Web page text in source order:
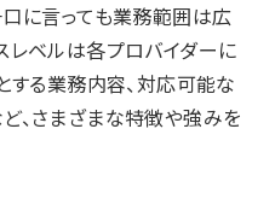
口に言っても業務範囲は広
レベルは各プロバイダーに
する業務内容、対応可能な
、さまざまな特徴や強みを